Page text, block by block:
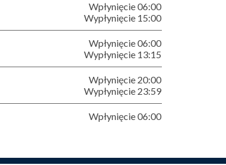
Wpłynięcie 06:00
Wypłynięcie 15:00
Wpłynięcie 06:00
Wypłynięcie 13:15
Wpłynięcie 20:00
Wypłynięcie 23:59
Wpłynięcie 06:00